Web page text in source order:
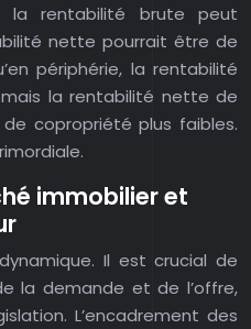
la rentabilité brute peut
nette pourrait être de
périphérie, la rentabilité
la rentabilité nette de
copropriété plus faibles.
immobilier et
Il est crucial de
la demande et de l’offre,
L’encadrement des